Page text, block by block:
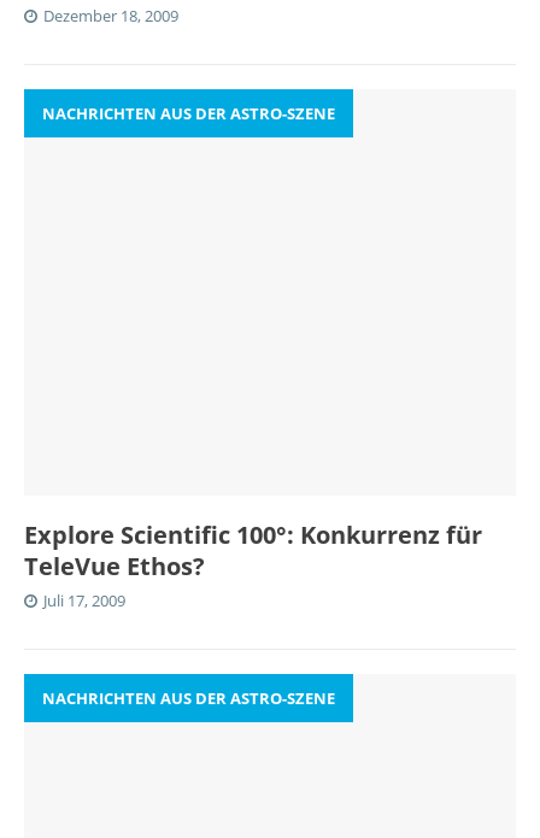
Dezember 18, 2009
NACHRICHTEN AUS DER ASTRO-SZENE
Explore Scientific 100°: Konkurrenz für
TeleVue Ethos?
Juli 17, 2009
NACHRICHTEN AUS DER ASTRO-SZENE